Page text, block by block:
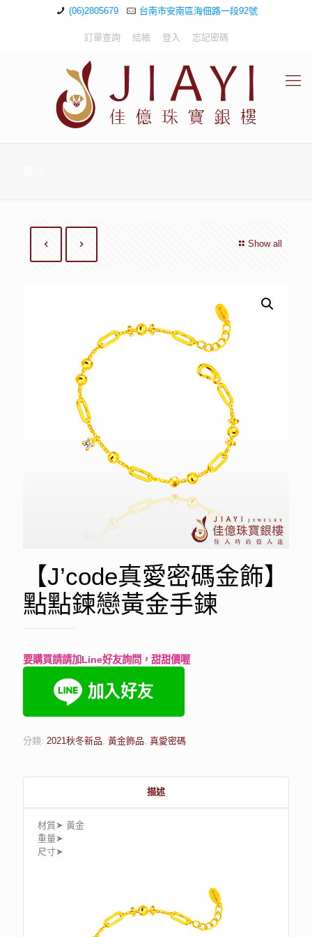
(06)2805679 台南市安南區海佃路一段92號
訂單查詢 結帳 登入 忘記密碼
Show all
【J’code真愛密碼金飾】
點點鍊戀黃金手鍊
要購買請請加Line好友詢問，甜甜價喔
分類: 2021秋冬新品 黃金飾品 真愛密碼
描述
材質➤ 黃金
重量➤
尺寸➤